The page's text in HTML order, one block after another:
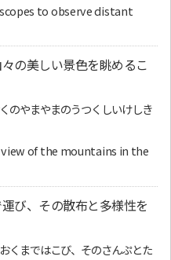
to observe distant
の美しい景色を眺めるこ
のやまやまのうつくしいけしき
of the mountains in the
運び、その散布と多様性を
くまではこび、そのさんぷとた